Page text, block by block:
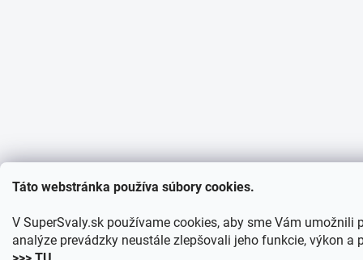
Táto webstránka používa súbory cookies.
V SuperSvaly.sk používame cookies, aby sme Vám umožnili
analýze prevádzky neustále zlepšovali jeho funkcie, výkon